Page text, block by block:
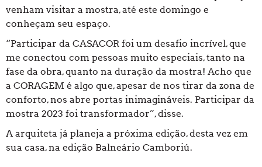
venham visitar a mostra, até este domingo e
conheçam seu espaço.
“Participar da CASACOR foi um desafio incrível, que
me conectou com pessoas muito especiais, tanto na
fase da obra, quanto na duração da mostra! Acho que
a CORAGEM é algo que, apesar de nos tirar da zona de
conforto, nos abre portas inimagináveis. Participar da
mostra 2023 foi transformador”, disse.
A arquiteta já planeja a próxima edição, desta vez em
sua casa, na edição Balneário Camboriú.